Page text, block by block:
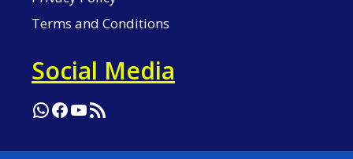
Terms and Conditions
Social Media
WhatsApp
Facebook
YouTube
RSS Feed